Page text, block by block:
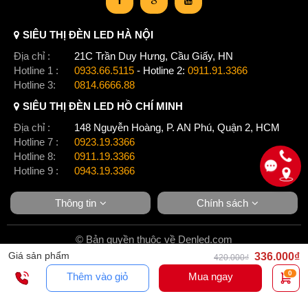
Giá sản phẩm 420.000₫ 336.000₫
Thêm vào giỏ
Mua ngay 0
SIÊU THỊ ĐÈN LED HÀ NỘI
Địa chỉ :
21C Trần Duy Hưng, Cầu Giấy, HN
Hotline 1 :
0933.66.5115 - Hotline 2: 0911.91.3366
Hotline 3:
0814.6666.88
SIÊU THỊ ĐÈN LED HỒ CHÍ MINH
Địa chỉ :
148 Nguyễn Hoàng, P. AN Phú, Quận 2, HCM
Hotline 7 :
0923.19.3366
Hotline 8:
0911.19.3366
Hotline 9 :
0943.19.3366
Thông tin Chính sách
© Bản quyền thuộc về Denled.com